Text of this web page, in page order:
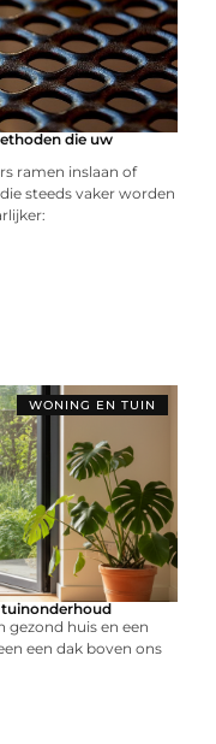
die uw
ramen inslaan of
steeds vaker worden
WONING EN TUIN
tuinonderhoud
gezond huis en een
een dak boven ons